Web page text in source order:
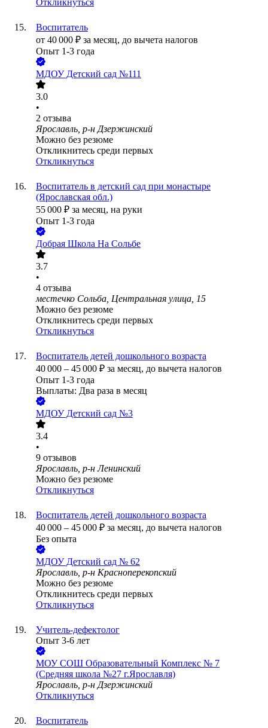
Откликнуться
Воспитатель
от 40 000 ₽ за месяц, до вычета налогов
Опыт 1-3 года
МДОУ Детский сад №111
3.0
•
2 отзыва
Ярославль, р-н Дзержинский
Можно без резюме
Откликнитесь среди первых
Откликнуться
Воспитатель в детский сад при монастыре
(Ярославская обл.)
55 000 ₽ за месяц, на руки
Опыт 1-3 года
Добрая Школа На Сольбе
3.7
•
4 отзыва
местечко Сольба, Центральная улица, 15
Можно без резюме
Откликнитесь среди первых
Откликнуться
Воспитатель детей дошкольного возраста
40 000 – 45 000 ₽ за месяц, до вычета налогов
Опыт 1-3 года
Выплаты: Два раза в месяц
МДОУ Детский сад №3
3.4
•
9 отзывов
Ярославль, р-н Ленинский
Можно без резюме
Откликнуться
Воспитатель детей дошкольного возраста
40 000 – 45 000 ₽ за месяц, до вычета налогов
Без опыта
МДОУ Детский сад № 62
Ярославль, р-н Красноперекопский
Можно без резюме
Откликнитесь среди первых
Откликнуться
Учитель-дефектолог
Опыт 3-6 лет
МОУ СОШ Образовательный Комплекс № 7
(Средняя школа №27 г.Ярославля)
Ярославль, р-н Дзержинский
Откликнуться
Воспитатель